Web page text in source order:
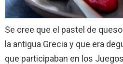
Se cree que el pastel de
la antigua Grecia y que era
que participaban en los